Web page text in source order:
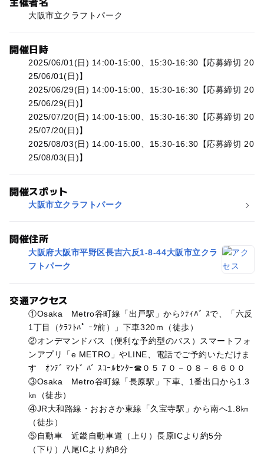
大阪市立クラフトパーク
開催日時
2025/06/01(日) 14:00-15:00、15:30-16:30【応募締切 20
25/06/01(日)】
2025/06/29(日) 14:00-15:00、15:30-16:30【応募締切 20
25/06/29(日)】
2025/07/20(日) 14:00-15:00、15:30-16:30【応募締切 20
25/07/20(日)】
2025/08/03(日) 14:00-15:00、15:30-16:30【応募締切 20
25/08/03(日)】
開催スポット
大阪市立クラフトパーク
開催住所
大阪府大阪市平野区長吉六反1-8-44大阪市立クラ
フトパーク
交通アクセス
①Osaka Metro谷町線「出戸駅」からｼﾃｨﾊﾞ ｽで、「六反
1丁目（ｸﾗﾌﾄﾊﾟ ｰｸ前）」下車320ｍ（徒歩）
②オンデマンドバス（便利な予約型のバス）スマートフォ
ンアプリ「e METRO」やLINE、電話でご予約いただけま
す ｵﾝﾃﾞ ﾏﾝﾄﾞ ﾊﾞ ｽｺｰﾙｾﾝﾀｰ☎０５７０－０８－６６００
③Osaka Metro谷町線「長原駅」下車、1番出口から1.3
㎞（徒歩）
④JR大和路線・おおさか東線「久宝寺駅」から南へ1.8㎞
（徒歩）
⑤自動車 近畿自動車道（上り）長原ICより約5分
（下り）八尾ICより約8分